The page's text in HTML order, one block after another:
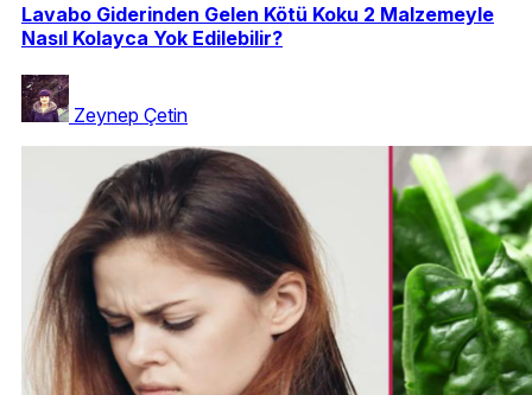
Lavabo Giderinden Gelen Kötü Koku 2 Malzemeyle
Nasıl Kolayca Yok Edilebilir?
Zeynep Çetin